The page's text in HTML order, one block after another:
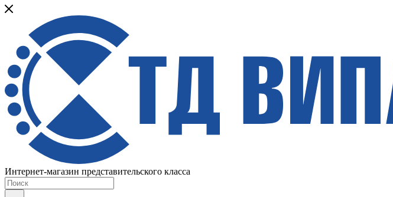
Интернет-магазин представительского класса